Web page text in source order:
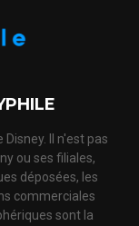
Il n'est pas
ou ses filiales,
déposées, les
commerciales
sont la